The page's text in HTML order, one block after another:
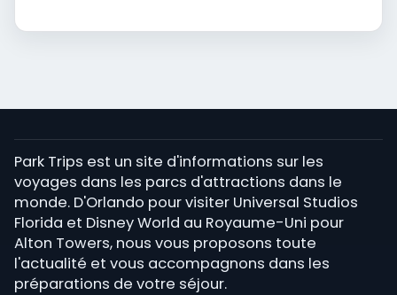
Park Trips est un site d'informations sur les
voyages dans les parcs d'attractions dans le
monde. D'Orlando pour visiter Universal Studios
Florida et Disney World au Royaume-Uni pour
Alton Towers, nous vous proposons toute
l'actualité et vous accompagnons dans les
préparations de votre séjour.